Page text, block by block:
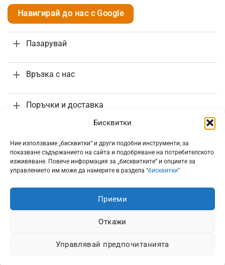
Бисквитки
Ние използваме „бисквитки“ и други подобни инструменти, за
показване съдържанието на сайта и подобряване на потребителското
изживяване. Повече информация за „бисквитките“ и опциите за
управлението им може да намерите в раздела "бисквитки"
Приеми
Откажи
Управлявай предпочитанията
Навигирай до нас с Google
Пазарувай
Връзка с нас
Поръчки и доставка
Всички цени са с включено 20% ДДС